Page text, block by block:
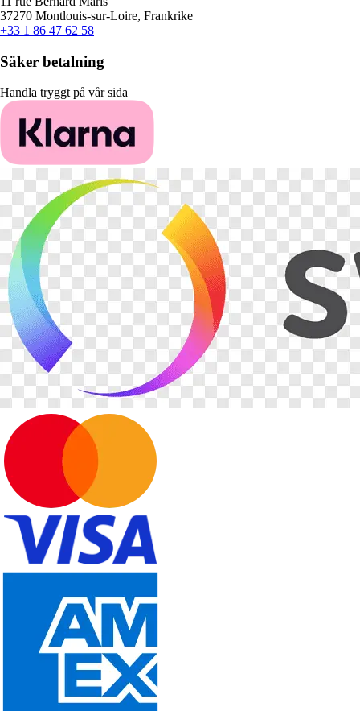
37270 Montlouis-sur-Loire, Frankrike
+33 1 86 47 62 58
Säker betalning
Handla tryggt på vår sida